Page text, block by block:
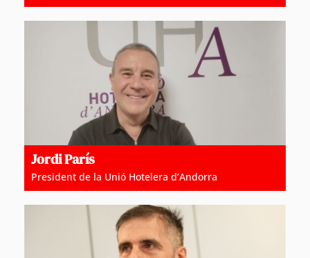
Jordi París
President de la Unió Hotelera d’Andorra